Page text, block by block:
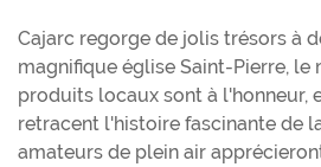
Cajarc regorge de jolis trésors à
magnifique église Saint-Pierre, le
produits locaux sont à l'honneur,
retracent l'histoire fascinante de
amateurs de plein air